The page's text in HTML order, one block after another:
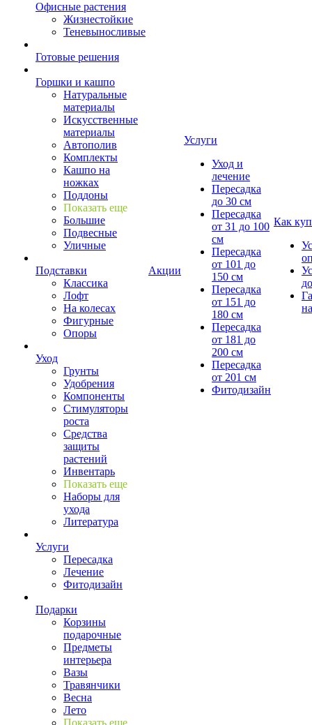
Офисные растения
Жизнестойкие
Теневыносливые
Готовые решения
Горшки и кашпо
Натуральные
материалы
Искусственные
материалы
Автополив
Комплекты
Кашпо на
ножках
Поддоны
Показать еще
Большие
Подвесные
Уличные
Подставки
Классика
Лофт
На колесах
Фигурные
Опоры
Уход
Грунты
Удобрения
Компоненты
Стимуляторы
роста
Средства
защиты
растений
Инвентарь
Показать еще
Наборы для
ухода
Литература
Услуги
Пересадка
Лечение
Фитодизайн
Подарки
Корзины
подарочные
Предметы
интерьера
Вазы
Травянчики
Весна
Лето
Акции
Услуги
Уход и
лечение
Пересадка
до 30 см
Пересадка
от 31 до 100
см
Пересадка
от 101 до
150 см
Пересадка
от 151 до
180 см
Пересадка
от 181 до
200 см
Пересадка
от 201 см
Фитодизайн
Как